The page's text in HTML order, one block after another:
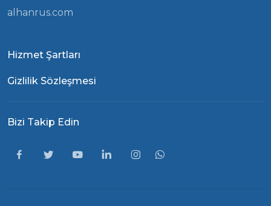
alhanrus.com
Hizmet Şartları
Gizlilik Sözleşmesi
Bizi Takip Edin